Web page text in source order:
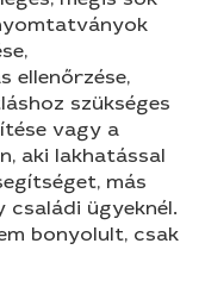
ellenőrzése,
szükséges
vagy a
aki lakhatással
más
családi ügyeknél.
bonyolult, csak